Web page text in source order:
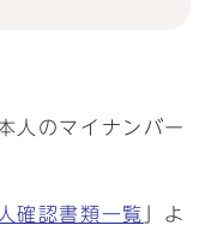
人のマイナンバー
確認書類一覧
」よ